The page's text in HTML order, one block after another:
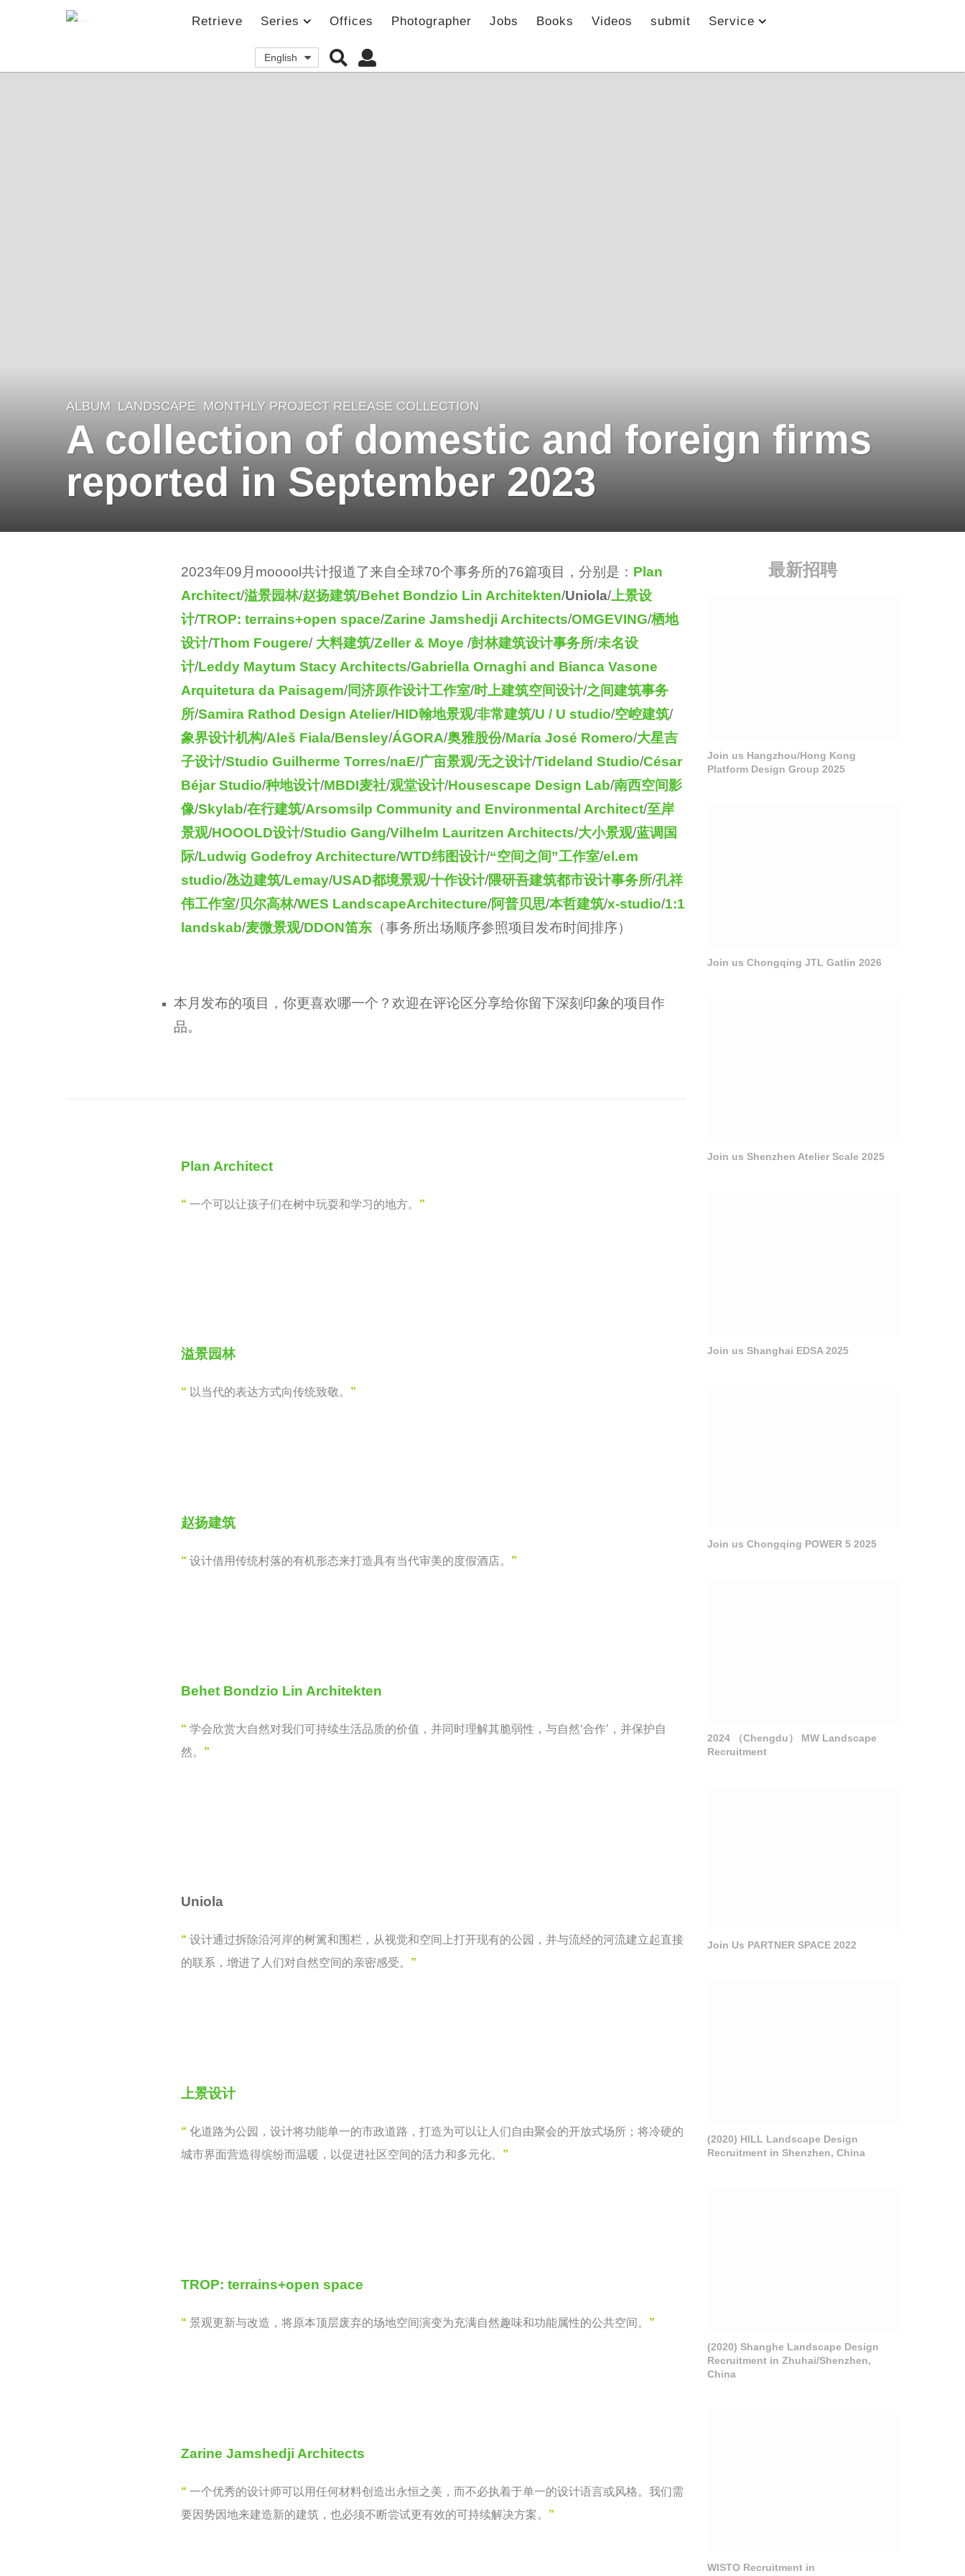
Retrieve Series Offices Photographer Jobs Books Videos submit Service
English
3
e
a
r
ALBUM ,LANDSCAPE MONTHLY PROJECT RELEASE COLLECTION
A collection of domestic and foreign firms
reported in September 2023
2023年09月mooool共计报道了来自全球70个事务所的76篇项目，分别是： Plan
Architect/溢景园林/赵扬建筑/Behet Bondzio Lin Architekten/Uniola/ 上景设
计/TROP: terrains+open space/Zarine Jamshedji Architects/OMGEVING/栖地
设计/Thom Fougere/ 大料建筑/Zeller & Moye /尌林建筑设计事务所/未名设
计/Leddy Maytum Stacy Architects/Gabriella Ornaghi and Bianca Vasone
Arquitetura da Paisagem/同济原作设计工作室/时上建筑空间设计/之间建筑事务
所/Samira Rathod Design Atelier/HID翰地景观/非常建筑/U / U studio/空崆建筑/
象界设计机构/Aleš Fiala/Bensley/ÁGORA/奥雅股份/María José Romero/大星吉
子设计/Studio Guilherme Torres/naE/广亩景观/无之设计/Tideland Studio/César
Béjar Studio/种地设计/MBDI麦社/观堂设计/Housescape Design Lab/南西空间影
像/Skylab/在行建筑/Arsomsilp Community and Environmental Architect/至岸
景观/HOOOLD设计/Studio Gang/Vilhelm Lauritzen Architects/大小景观/蓝调国
际/Ludwig Godefroy Architecture/WTD纬图设计/“空间之间”工作室/el.em
studio/氹边建筑/Lemay/USAD都境景观/十作设计/隈研吾建筑都市设计事务所/孔祥
伟工作室/贝尔高林/WES LandscapeArchitecture/阿普贝思/本哲建筑/x-studio/1:1
landskab/麦微景观/DDON笛东 （事务所出场顺序参照项目发布时间排序）
本月发布的项目，你更喜欢哪一个？欢迎在评论区分享给你留下深刻印象的项目作
品。
Plan Architect
“ 一个可以让孩子们在树中玩耍和学习的地方。 ”
溢景园林
“ 以当代的表达方式向传统致敬。 ”
赵扬建筑
“ 设计借用传统村落的有机形态来打造具有当代审美的度假酒店。 ”
Behet Bondzio Lin Architekten
“ 学会欣赏大自然对我们可持续生活品质的价值，并同时理解其脆弱性，与自然‘合作’，并保护自
然。 ”
Uniola
“ 设计通过拆除沿河岸的树篱和围栏，从视觉和空间上打开现有的公园，并与流经的河流建立起直接
的联系，增进了人们对自然空间的亲密感受。 ”
上景设计
“ 化道路为公园，设计将功能单一的市政道路，打造为可以让人们自由聚会的开放式场所；将冷硬的
城市界面营造得缤纷而温暖，以促进社区空间的活力和多元化。 ”
TROP: terrains+open space
“ 景观更新与改造，将原本顶层废弃的场地空间演变为充满自然趣味和功能属性的公共空间。 ”
Zarine Jamshedji Architects
“ 一个优秀的设计师可以用任何材料创造出永恒之美，而不必执着于单一的设计语言或风格。我们需
要因势因地来建造新的建筑，也必须不断尝试更有效的可持续解决方案。 ”
最新招聘
Join us Hangzhou/Hong Kong
Platform Design Group 2025
Join us Chongqing JTL Gatlin 2026
Join us Shenzhen Atelier Scale 2025
Join us Shanghai EDSA 2025
Join us Chongqing POWER 5 2025
2024 （Chengdu） MW Landscape
Recruitment
Join Us PARTNER SPACE 2022
(2020) HILL Landscape Design
Recruitment in Shenzhen, China
(2020) Shanghe Landscape Design
Recruitment in Zhuhai/Shenzhen,
China
WISTO Recruitment in